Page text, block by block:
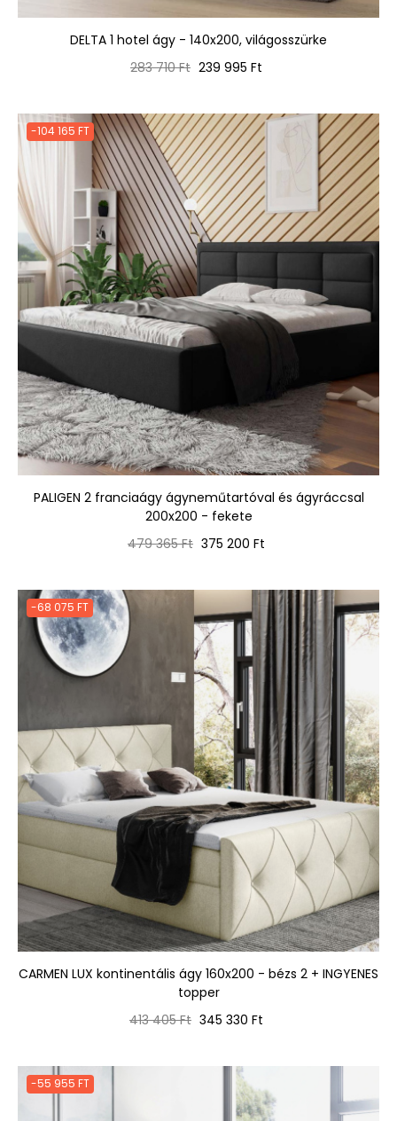
DELTA 1 hotel ágy - 140x200, világosszürke
Normál
283 710 Ft Ár
239 995 Ft
-104 165 FT
PALIGEN 2 franciaágy ágyneműtartóval és ágyráccsal
200x200 - fekete
Normál
479 365 Ft Ár
375 200 Ft
-68 075 FT
CARMEN LUX kontinentális ágy 160x200 - bézs 2 + INGYENES
topper
Normál
413 405 Ft Ár
345 330 Ft
-55 955 FT